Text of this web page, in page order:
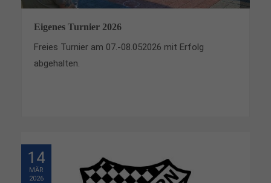
Eigenes Turnier 2026
Freies Turnier am 07.-08.052026 mit Erfolg
abgehalten.
14
MÄR
2026